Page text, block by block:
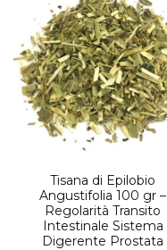
Tisana di Epilobio
Angustifolia 100 gr –
Regolarità Transito
Intestinale Sistema
Digerente Prostata